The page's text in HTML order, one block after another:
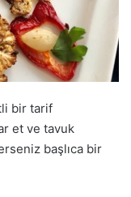
bir tarif
et ve tavuk
başlıca bir